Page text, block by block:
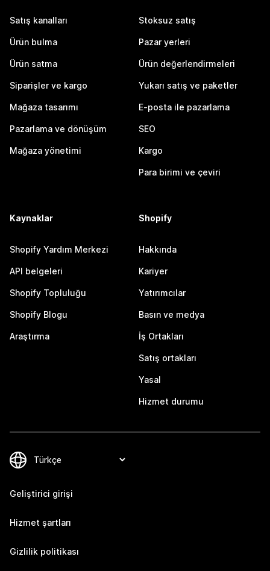
Satış kanalları
Ürün bulma
Ürün satma
Siparişler ve kargo
Mağaza tasarımı
Pazarlama ve dönüşüm
Mağaza yönetimi
Stoksuz satış
Pazar yerleri
Ürün değerlendirmeleri
Yukarı satış ve paketler
E-posta ile pazarlama
SEO
Kargo
Para birimi ve çeviri
Kaynaklar
Shopify Yardım Merkezi
API belgeleri
Shopify Topluluğu
Shopify Blogu
Araştırma
Shopify
Hakkında
Kariyer
Yatırımcılar
Basın ve medya
İş Ortakları
Satış ortakları
Yasal
Hizmet durumu
Geliştirici girişi
Hizmet şartları
Gizlilik politikası